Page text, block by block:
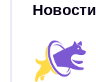
Новости